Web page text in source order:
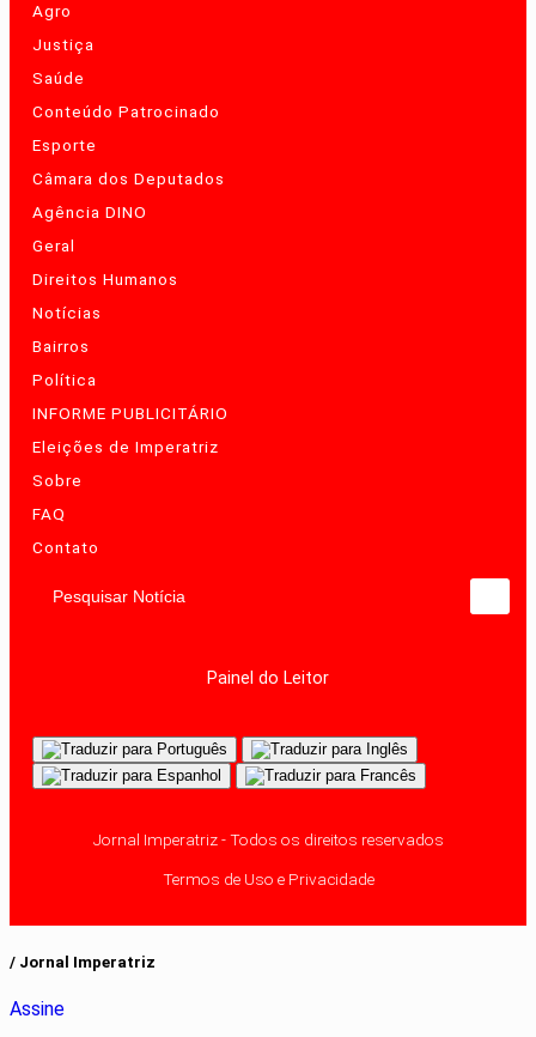
Agro
Justiça
Saúde
Conteúdo Patrocinado
Esporte
Câmara dos Deputados
Agência DINO
Geral
Direitos Humanos
Notícias
Bairros
Política
INFORME PUBLICITÁRIO
Eleições de Imperatriz
Sobre
FAQ
Contato
Pesquisar Notícia
Painel do Leitor
Jornal Imperatriz - Todos os direitos reservados
Termos de Uso e Privacidade
/ Jornal Imperatriz
Assine